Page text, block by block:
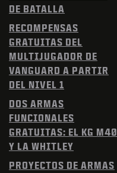
DE BATALLA
RECOMPENSAS
GRATUITAS DEL
MULTIJUGADOR DE
VANGUARD A PARTIR
DEL NIVEL 1
DOS ARMAS
FUNCIONALES
GRATUITAS: EL KG M40
Y LA WHITLEY
PROYECTOS DE ARMAS